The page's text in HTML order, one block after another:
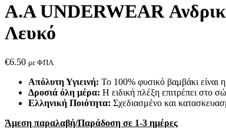
Α.A UNDERWEAR
Λευκό
€6.50 με ΦΠΑ
Απόλυτη Υγιεινή: Το 100% φυσικό βαμβάκι είναι
Δροσιά όλη μέρα: Η ειδική πλέξη επιτρέπει στο
Ελληνική Ποιότητα: Σχεδιασμένο και
Άμεση παραλαβή/Παράδοση σε 1-3 ημέρες